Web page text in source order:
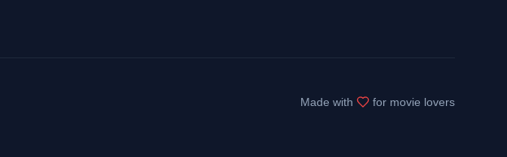
Made with for movie lovers